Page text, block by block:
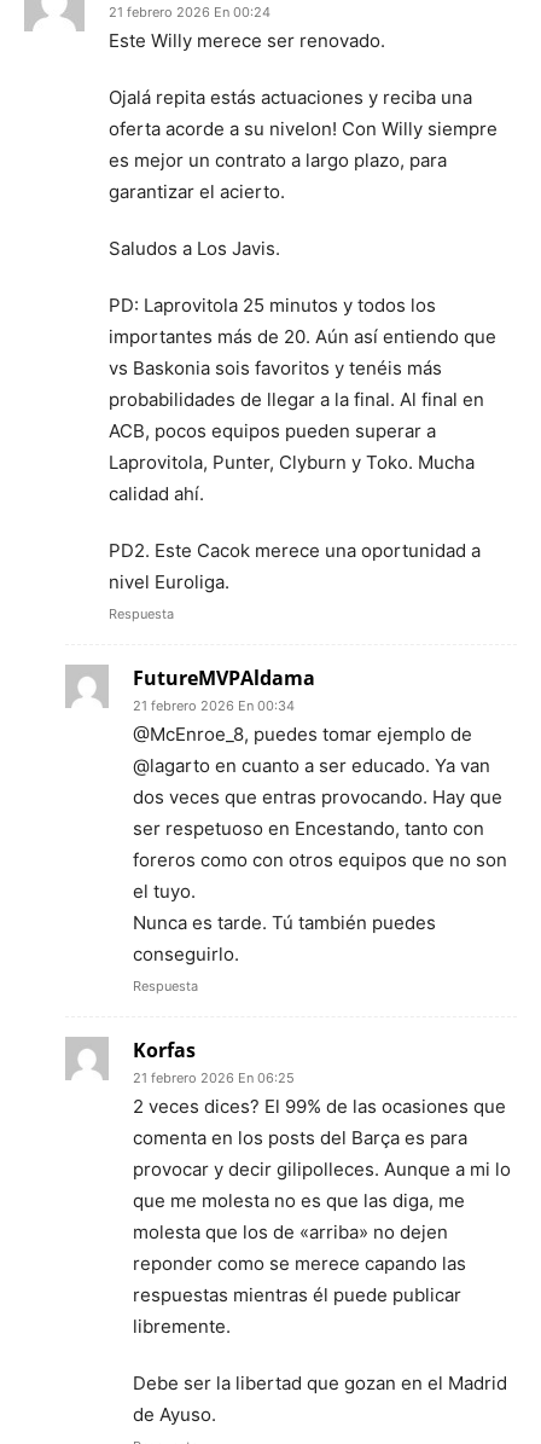
21 febrero 2026 En 00:24
Este Willy merece ser renovado.
Ojalá repita estás actuaciones y reciba una
oferta acorde a su nivelon! Con Willy siempre
es mejor un contrato a largo plazo, para
garantizar el acierto.
Saludos a Los Javis.
PD: Laprovitola 25 minutos y todos los
importantes más de 20. Aún así entiendo que
vs Baskonia sois favoritos y tenéis más
probabilidades de llegar a la final. Al final en
ACB, pocos equipos pueden superar a
Laprovitola, Punter, Clyburn y Toko. Mucha
calidad ahí.
PD2. Este Cacok merece una oportunidad a
nivel Euroliga.
Respuesta
FutureMVPAldama
21 febrero 2026 En 00:34
@McEnroe_8, puedes tomar ejemplo de
@lagarto en cuanto a ser educado. Ya van
dos veces que entras provocando. Hay que
ser respetuoso en Encestando, tanto con
foreros como con otros equipos que no son
el tuyo.
Nunca es tarde. Tú también puedes
conseguirlo.
Respuesta
Korfas
21 febrero 2026 En 06:25
2 veces dices? El 99% de las ocasiones que
comenta en los posts del Barça es para
provocar y decir gilipolleces. Aunque a mi lo
que me molesta no es que las diga, me
molesta que los de «arriba» no dejen
reponder como se merece capando las
respuestas mientras él puede publicar
libremente.
Debe ser la libertad que gozan en el Madrid
de Ayuso.